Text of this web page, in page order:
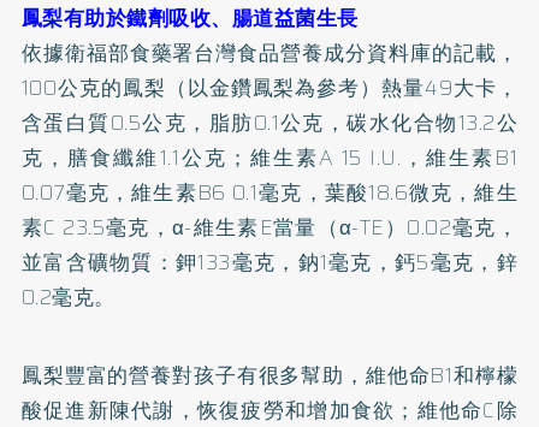
鳳梨有助於鐵劑吸收、腸道益菌生長
依據衛福部食藥署台灣食品營養成分資料庫的記載，
100公克的鳳梨（以金鑽鳳梨為參考）熱量49大卡，
含蛋白質0.5公克，脂肪0.1公克，碳水化合物13.2公
克， 膳食纖維1.1公克；維生素A 15 I.U.，維生素B1
0.07毫克，維生素B6 0.1毫克， 葉酸18.6微克，維生
素C 23.5毫克，α-維生素E當量（α-TE）0.02毫克，
並富含礦物質：鉀133毫克，鈉1毫克，鈣5毫克， 鋅
0.2毫克。
鳳梨豐富的營養對孩子有很多幫助，維他命B1和檸檬
酸促進新陳代謝，恢復疲勞和增加食欲；維他命C除